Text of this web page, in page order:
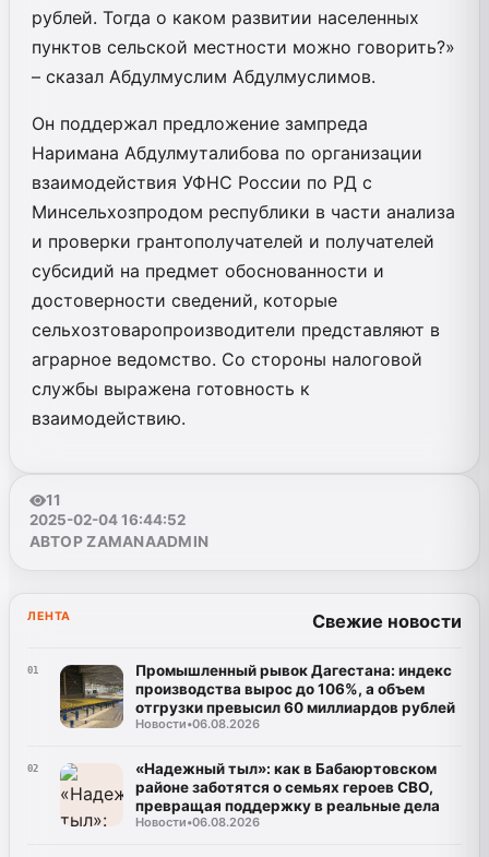
рублей. Тогда о каком развитии населенных
пунктов сельской местности можно говорить?»
– сказал Абдулмуслим Абдулмуслимов.
Он поддержал предложение зампреда
Наримана Абдулмуталибова по организации
взаимодействия УФНС России по РД с
Минсельхозпродом республики в части анализа
и проверки грантополучателей и получателей
субсидий на предмет обоснованности и
достоверности сведений, которые
сельхозтоваропроизводители представляют в
аграрное ведомство. Со стороны налоговой
службы выражена готовность к
взаимодействию.
11
2025-02-04 16:44:52
АВТОР ZAMANAADMIN
ЛЕНТА Свежие новости
01
Промышленный рывок Дагестана: индекс
производства вырос до 106%, а объем
отгрузки превысил 60 миллиардов рублей
Новости•06.08.2026
02
«Надежный тыл»: как в Бабаюртовском
районе заботятся о семьях героев СВО,
превращая поддержку в реальные дела
Новости•06.08.2026